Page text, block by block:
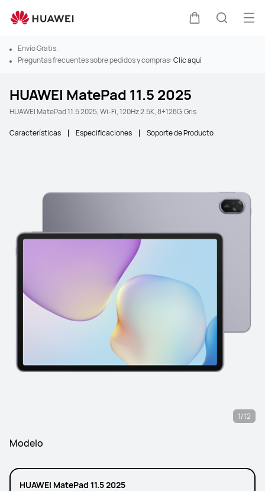
Envío Gratis.
Preguntas frecuentes sobre pedidos y compras:Clic aquí
HUAWEI MatePad 11.5 2025
HUAWEI MatePad 11.5 2025, Wi-Fi, 120Hz 2.5K, 8+128G, Gris
Características Especificaciones Soporte de Producto
1/12
Modelo
HUAWEI MatePad 11.5 2025